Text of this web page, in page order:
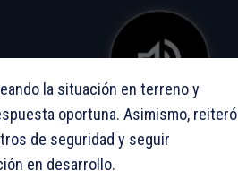
la situación en terreno y
oportuna. Asimismo, reiteró
de seguridad y seguir
en desarrollo.